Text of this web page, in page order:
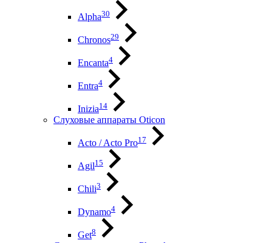
Alpha30
Chronos29
Encanta4
Entra4
Inizia14
Слуховые аппараты Oticon
Acto / Acto Pro17
Agil15
Chili3
Dynamo4
Get8